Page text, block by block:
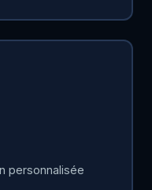
personnalisée